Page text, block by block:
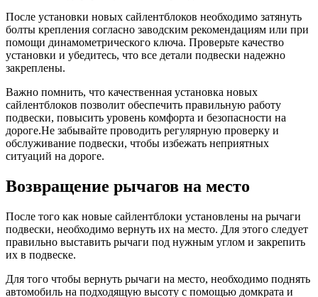
После установки новых сайлентблоков необходимо затянуть
болты крепления согласно заводским рекомендациям или при
помощи динамометрического ключа. Проверьте качество
установки и убедитесь, что все детали подвески надежно
закреплены.
Важно помнить, что качественная установка новых
сайлентблоков позволит обеспечить правильную работу
подвески, повысить уровень комфорта и безопасности на
дороге.Не забывайте проводить регулярную проверку и
обслуживание подвески, чтобы избежать неприятных
ситуаций на дороге.
Возвращение рычагов на место
После того как новые сайлентблоки установлены на рычаги
подвески, необходимо вернуть их на место. Для этого следует
правильно выставить рычаги под нужным углом и закрепить
их в подвеске.
Для того чтобы вернуть рычаги на место, необходимо поднять
автомобиль на подходящую высоту с помощью домкрата и